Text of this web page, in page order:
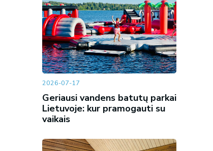
2026-07-17
Geriausi vandens batutų parkai
Lietuvoje: kur pramogauti su
vaikais